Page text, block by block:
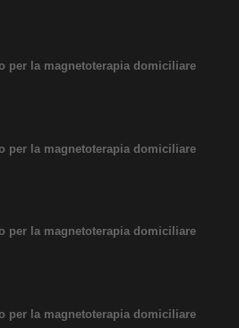
per la magnetoterapia domiciliare
per la magnetoterapia domiciliare
per la magnetoterapia domiciliare
per la magnetoterapia domiciliare